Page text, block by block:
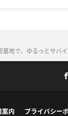
地で、ゆるっとサ
案内 プライバシー